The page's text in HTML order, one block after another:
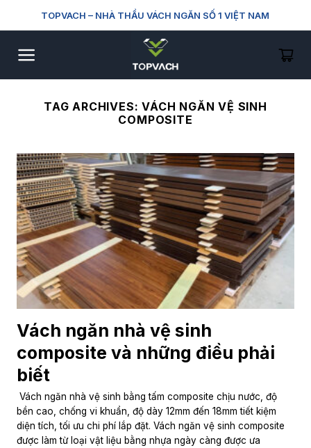
TOPVACH– NHÀ THẦU VÁCH NGĂN SỐ 1 VIỆT NAM
TAG ARCHIVES:VÁCH NGĂN VỆ SINH
COMPOSITE
Vách ngăn nhà vệ sinh
composite và những điều phải
biết
Vách ngăn nhà vệ sinh bằng tấm composite chịu nước, độ
bền cao, chống vi khuẩn, độ dày 12mm đến 18mm tiết kiệm
diện tích, tối ưu chi phí lắp đặt. Vách ngăn vệ sinh composite
được làm từ loại vật liệu bằng nhựa ngày càng được ưa